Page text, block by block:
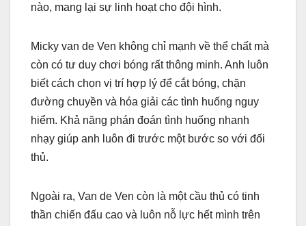
nào, mang lại sự linh hoạt cho đội hình.
Micky van de Ven không chỉ mạnh về thể chất mà
còn có tư duy chơi bóng rất thông minh. Anh luôn
biết cách chọn vị trí hợp lý để cắt bóng, chặn
đường chuyền và hóa giải các tình huống nguy
hiểm. Khả năng phán đoán tình huống nhanh
nhạy giúp anh luôn đi trước một bước so với đối
thủ.
Ngoài ra, Van de Ven còn là một cầu thủ có tinh
thần chiến đấu cao và luôn nỗ lực hết mình trên